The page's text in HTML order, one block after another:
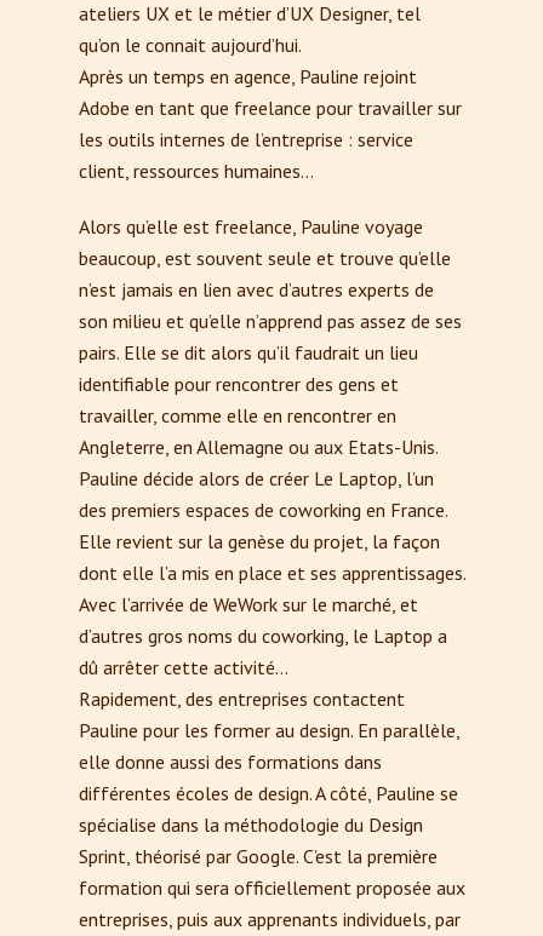
ateliers UX et le métier d’UX Designer, tel
qu’on le connait aujourd’hui.
Après un temps en agence, Pauline rejoint
Adobe en tant que freelance pour travailler sur
les outils internes de l’entreprise : service
client, ressources humaines…
Alors qu’elle est freelance, Pauline voyage
beaucoup, est souvent seule et trouve qu’elle
n’est jamais en lien avec d’autres experts de
son milieu et qu’elle n’apprend pas assez de ses
pairs. Elle se dit alors qu’il faudrait un lieu
identifiable pour rencontrer des gens et
travailler, comme elle en rencontrer en
Angleterre, en Allemagne ou aux Etats-Unis.
Pauline décide alors de créer Le Laptop, l’un
des premiers espaces de coworking en France.
Elle revient sur la genèse du projet, la façon
dont elle l’a mis en place et ses apprentissages.
Avec l’arrivée de WeWork sur le marché, et
d’autres gros noms du coworking, le Laptop a
dû arrêter cette activité…
Rapidement, des entreprises contactent
Pauline pour les former au design. En parallèle,
elle donne aussi des formations dans
différentes écoles de design. A côté, Pauline se
spécialise dans la méthodologie du Design
Sprint, théorisé par Google. C’est la première
formation qui sera officiellement proposée aux
entreprises, puis aux apprenants individuels, par